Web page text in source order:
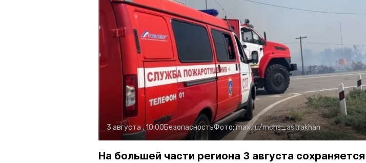
3 августа , 10:00БезопасностьФото:max.ru/mchs_astrakhan
На большей части региона 3 августа